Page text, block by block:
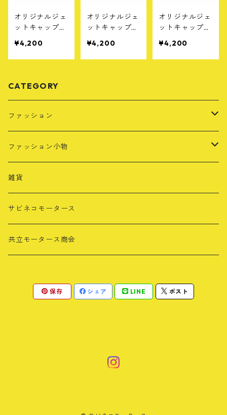
オリジナルジェ
ットキャップ
¥4,200
オリジナルジェ
ットキャップ
¥4,200
オリジナルジェ
ットキャップ
¥4,200
CATEGORY
ファッション
Tシャツ
長袖Tシャツ
パーカー・スウェット
カラー別
ネイビー
ファッション小物
レザーキーホルダー
タオル
キャップ
雑貨
サビネコモータース
共立モータース商会
保存 シェア LINE ポスト